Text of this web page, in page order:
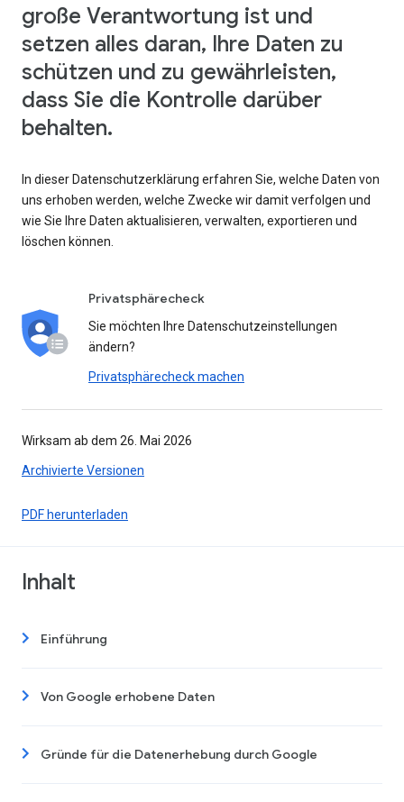
große Verantwortung ist und
setzen alles daran, Ihre Daten zu
schützen und zu gewährleisten,
dass Sie die Kontrolle darüber
behalten.
In dieser Datenschutzerklärung erfahren Sie, welche Daten von
uns erhoben werden, welche Zwecke wir damit verfolgen und
wie Sie Ihre Daten aktualisieren, verwalten, exportieren und
löschen können.
Privatsphärecheck
Sie möchten Ihre Datenschutzeinstellungen
ändern?
Privatsphärecheck machen
Wirksam ab dem 26. Mai 2026
Archivierte Versionen
PDF herunterladen
Inhalt
Einführung
Von Google erhobene Daten
Gründe für die Datenerhebung durch Google